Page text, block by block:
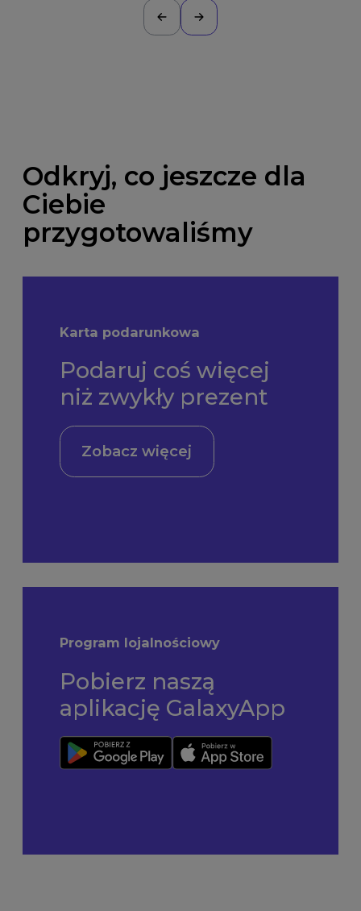
Odkryj, co jeszcze dla
Ciebie
przygotowaliśmy
Karta podarunkowa
Podaruj coś więcej
niż zwykły prezent
Zobacz więcej
Program lojalnościowy
Pobierz naszą
aplikację GalaxyApp